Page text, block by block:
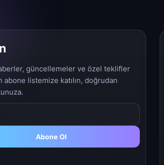
güncellemeler ve özel teklifler
abone listemize katılın, doğrudan
Abone Ol